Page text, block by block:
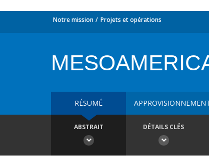
Notre mission Projets et opérations
RÉSUMÉ
ABSTRAIT DÉTAILS CLÉS